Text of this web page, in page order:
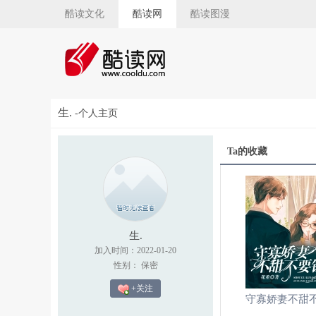
酷读文化 酷读网 酷读图漫
生. -个人主页
生.
加入时间：2022-01-20
性别： 保密
+关注
Ta的收藏
守寡娇妻不甜